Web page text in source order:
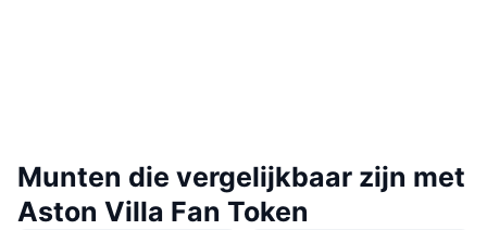
Munten die vergelijkbaar zijn met
Aston Villa Fan Token